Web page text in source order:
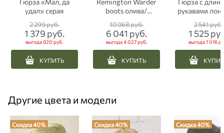
Гюрза «Мал, да
удал» серая
2 299 руб.
1 379 руб.
выгода920 руб.
КУПИТЬ
Remington Warder
boots олива/
камуфляж
10 068 руб.
6 041 руб.
выгода4 027 руб.
КУПИТЬ
Гюрза с
рукавами
черная
2 541 руб.
1 525
выгода1 016
Другие цвета и модели
Скидка 40% Скидка 40% Скидка 40%